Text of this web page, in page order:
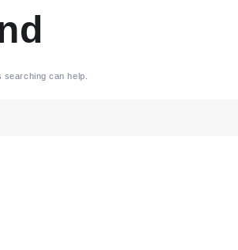
searching can help.